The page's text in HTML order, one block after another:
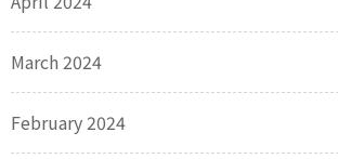
March 2024
February 2024